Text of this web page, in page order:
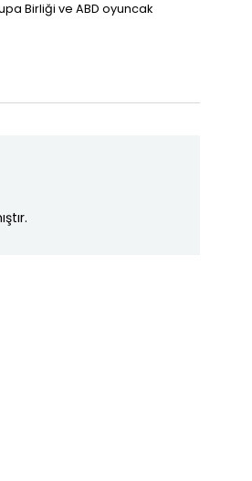
Birliği ve ABD oyuncak